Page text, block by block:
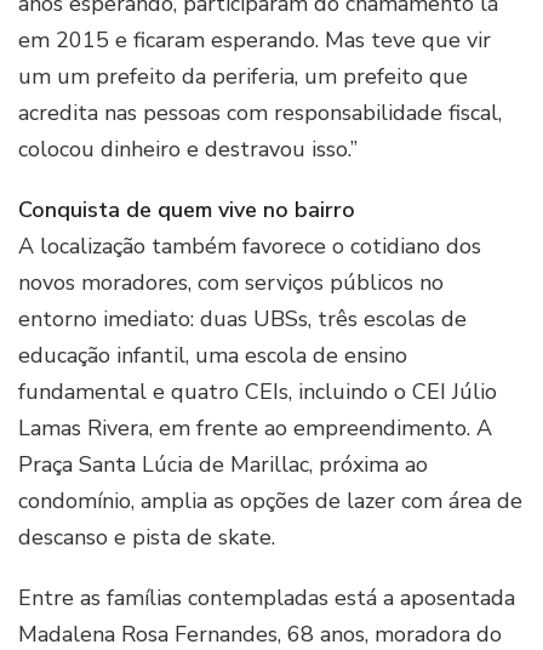
em 2015 e ficaram esperando. Mas teve que vir
um um prefeito da periferia, um prefeito que
acredita nas pessoas com responsabilidade fiscal,
colocou dinheiro e destravou isso.”
Conquista de quem vive no bairro
A localização também favorece o cotidiano dos
novos moradores, com serviços públicos no
entorno imediato: duas UBSs, três escolas de
educação infantil, uma escola de ensino
fundamental e quatro CEIs, incluindo o CEI Júlio
Lamas Rivera, em frente ao empreendimento. A
Praça Santa Lúcia de Marillac, próxima ao
condomínio, amplia as opções de lazer com área de
descanso e pista de skate.
Entre as famílias contempladas está a aposentada
Madalena Rosa Fernandes, 68 anos, moradora do